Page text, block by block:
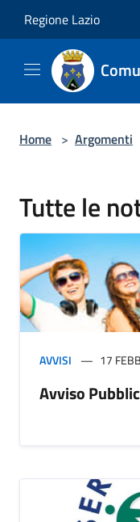
Regione Lazio
Home > Argomenti
Tutte le
AVVISI 17
Avviso